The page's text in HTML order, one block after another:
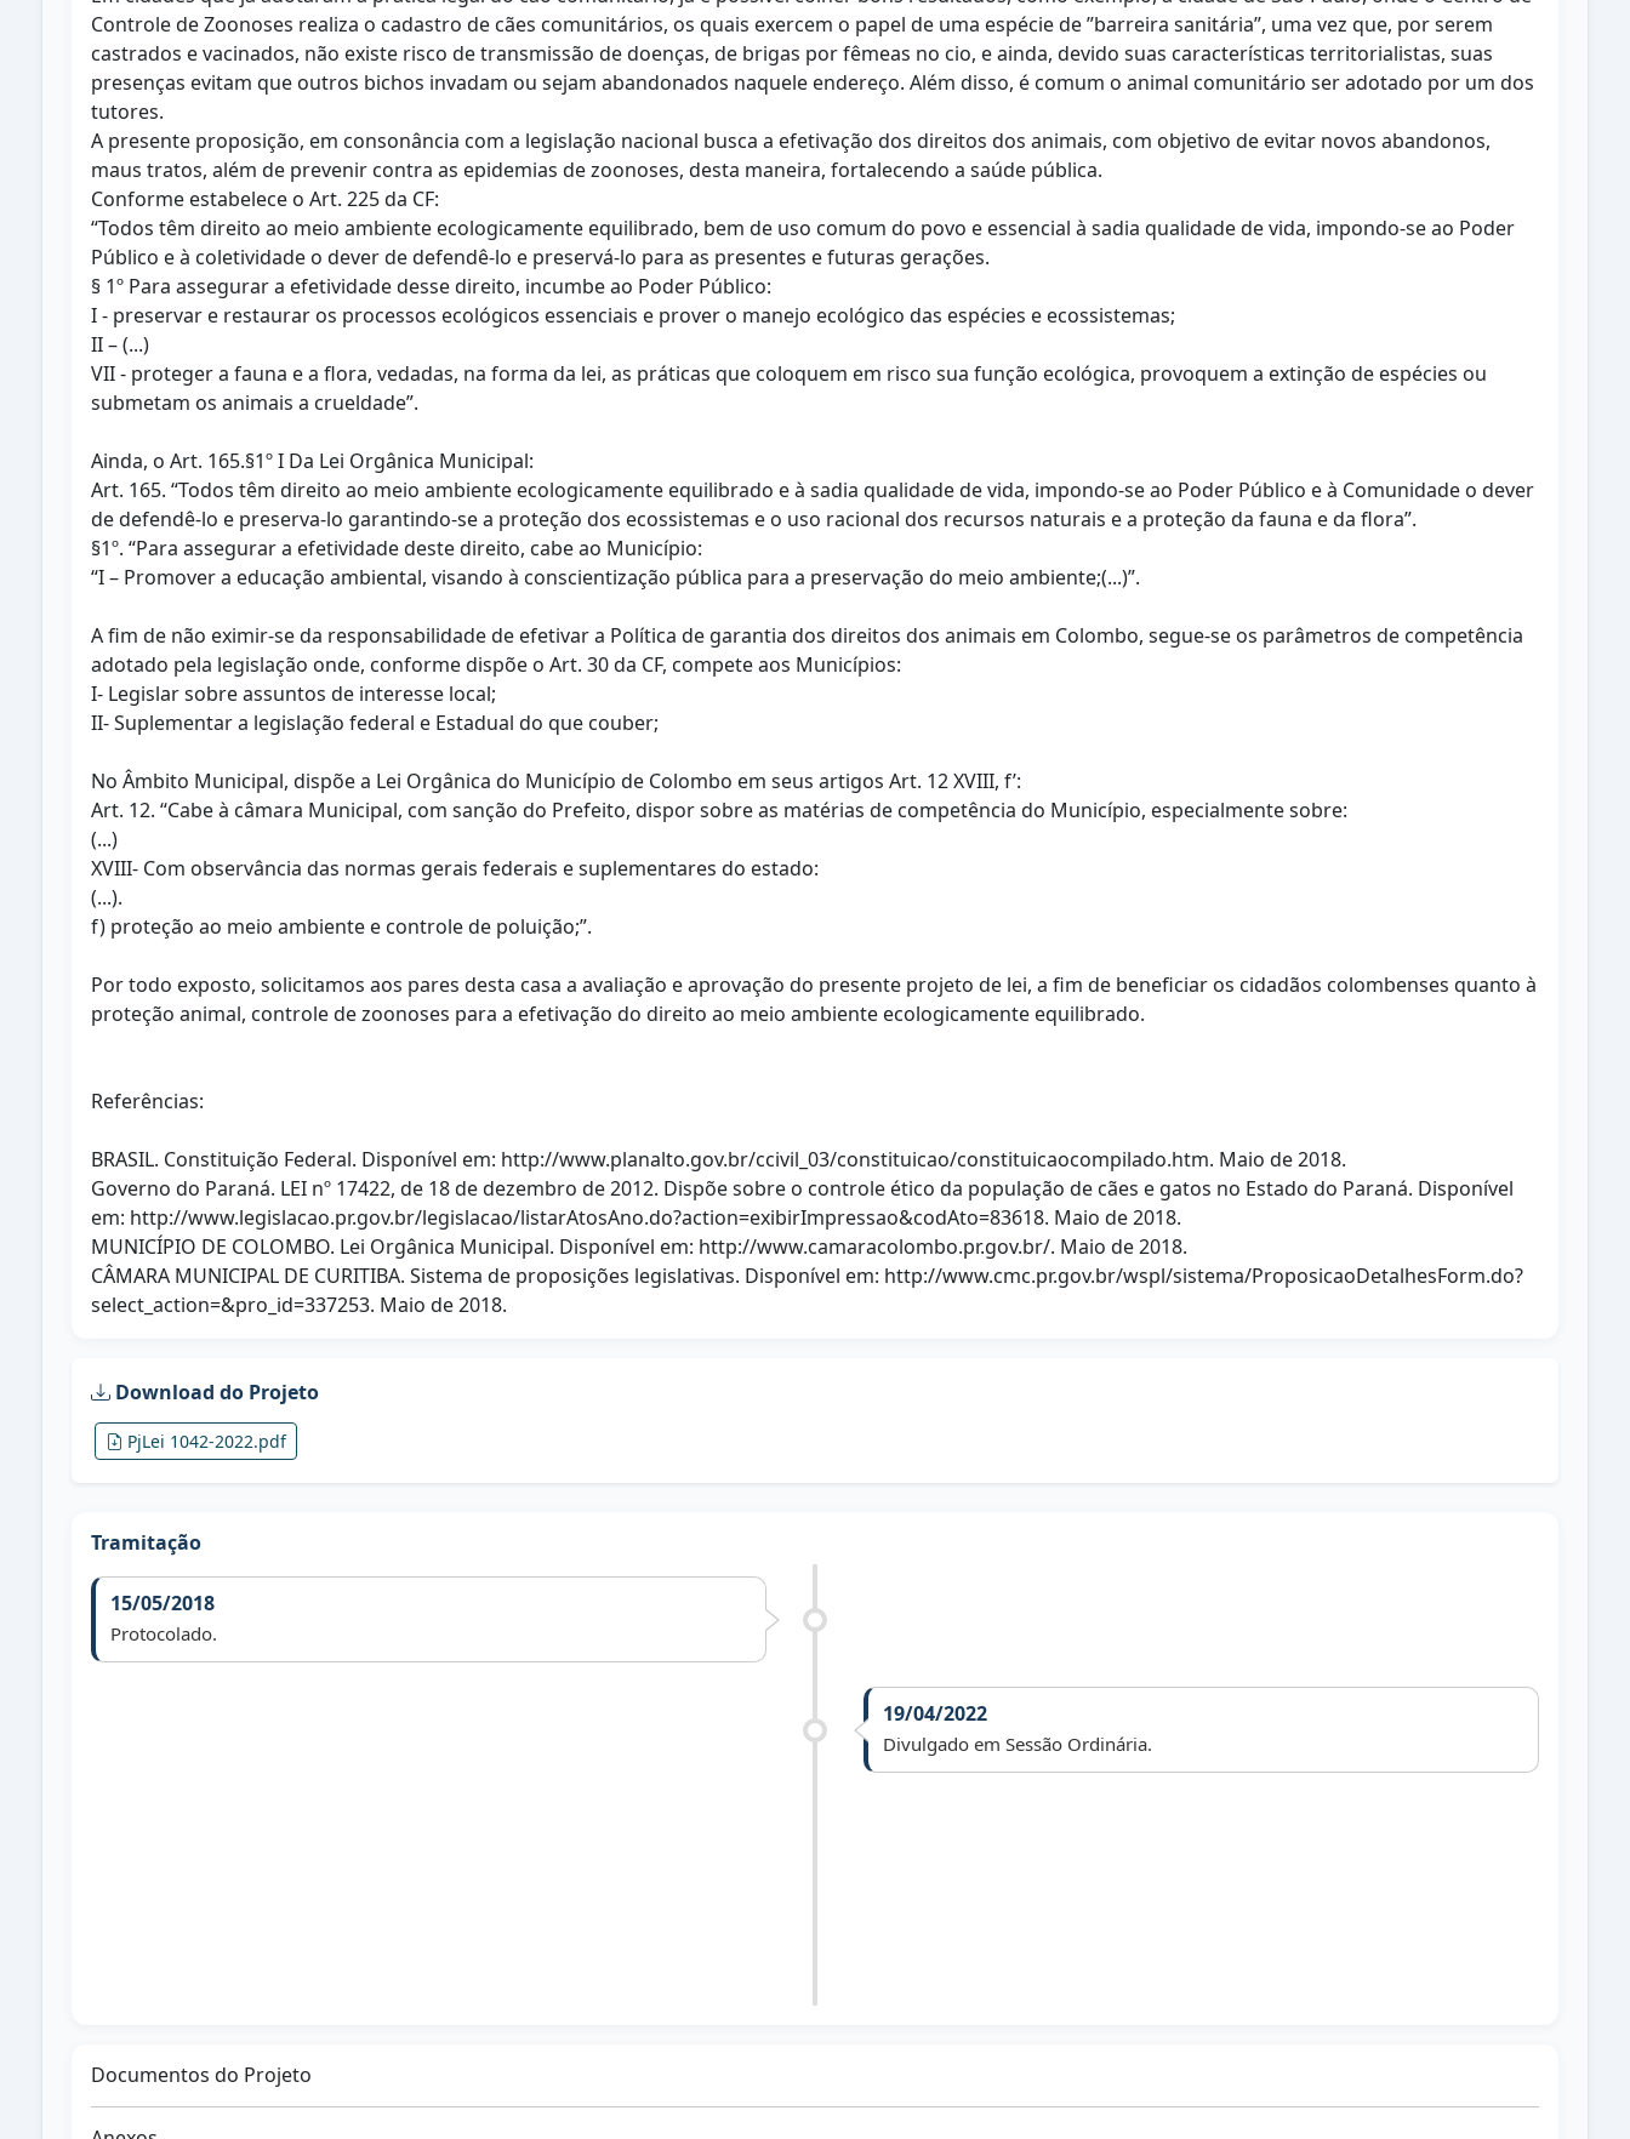
Controle de Zoonoses realiza o cadastro de cães comunitários, os quais exercem o papel de uma espécie de ”barreira sanitária”, uma vez que, por serem
castrados e vacinados, não existe risco de transmissão de doenças, de brigas por fêmeas no cio, e ainda, devido suas características territorialistas, suas
presenças evitam que outros bichos invadam ou sejam abandonados naquele endereço. Além disso, é comum o animal comunitário ser adotado por um dos
tutores.
A presente proposição, em consonância com a legislação nacional busca a efetivação dos direitos dos animais, com objetivo de evitar novos abandonos,
maus tratos, além de prevenir contra as epidemias de zoonoses, desta maneira, fortalecendo a saúde pública.
Conforme estabelece o Art. 225 da CF:
“Todos têm direito ao meio ambiente ecologicamente equilibrado, bem de uso comum do povo e essencial à sadia qualidade de vida, impondo-se ao Poder
Público e à coletividade o dever de defendê-lo e preservá-lo para as presentes e futuras gerações.
§ 1º Para assegurar a efetividade desse direito, incumbe ao Poder Público:
I - preservar e restaurar os processos ecológicos essenciais e prover o manejo ecológico das espécies e ecossistemas;
II – (...)
VII - proteger a fauna e a flora, vedadas, na forma da lei, as práticas que coloquem em risco sua função ecológica, provoquem a extinção de espécies ou
submetam os animais a crueldade”.
Ainda, o Art. 165.§1º I Da Lei Orgânica Municipal:
Art. 165. “Todos têm direito ao meio ambiente ecologicamente equilibrado e à sadia qualidade de vida, impondo-se ao Poder Público e à Comunidade o dever
de defendê-lo e preserva-lo garantindo-se a proteção dos ecossistemas e o uso racional dos recursos naturais e a proteção da fauna e da flora”.
§1º. “Para assegurar a efetividade deste direito, cabe ao Município:
“I – Promover a educação ambiental, visando à conscientização pública para a preservação do meio ambiente;(...)”.
A fim de não eximir-se da responsabilidade de efetivar a Política de garantia dos direitos dos animais em Colombo, segue-se os parâmetros de competência
adotado pela legislação onde, conforme dispõe o Art. 30 da CF, compete aos Municípios:
I- Legislar sobre assuntos de interesse local;
II- Suplementar a legislação federal e Estadual do que couber;
No Âmbito Municipal, dispõe a Lei Orgânica do Município de Colombo em seus artigos Art. 12 XVIII, f’:
Art. 12. “Cabe à câmara Municipal, com sanção do Prefeito, dispor sobre as matérias de competência do Município, especialmente sobre:
(...)
XVIII- Com observância das normas gerais federais e suplementares do estado:
(...).
f) proteção ao meio ambiente e controle de poluição;”.
Por todo exposto, solicitamos aos pares desta casa a avaliação e aprovação do presente projeto de lei, a fim de beneficiar os cidadãos colombenses quanto à
proteção animal, controle de zoonoses para a efetivação do direito ao meio ambiente ecologicamente equilibrado.
Referências:
BRASIL. Constituição Federal. Disponível em: http://www.planalto.gov.br/ccivil_03/constituicao/constituicaocompilado.htm. Maio de 2018.
Governo do Paraná. LEI nº 17422, de 18 de dezembro de 2012. Dispõe sobre o controle ético da população de cães e gatos no Estado do Paraná. Disponível
em: http://www.legislacao.pr.gov.br/legislacao/listarAtosAno.do?action=exibirImpressao&codAto=83618. Maio de 2018.
MUNICÍPIO DE COLOMBO. Lei Orgânica Municipal. Disponível em: http://www.camaracolombo.pr.gov.br/. Maio de 2018.
CÂMARA MUNICIPAL DE CURITIBA. Sistema de proposições legislativas. Disponível em: http://www.cmc.pr.gov.br/wspl/sistema/ProposicaoDetalhesForm.do?
select_action=&pro_id=337253. Maio de 2018.
Download do Projeto
PjLei 1042-2022.pdf
Tramitação
15/05/2018
Protocolado.
19/04/2022
Divulgado em Sessão Ordinária.
Documentos do Projeto